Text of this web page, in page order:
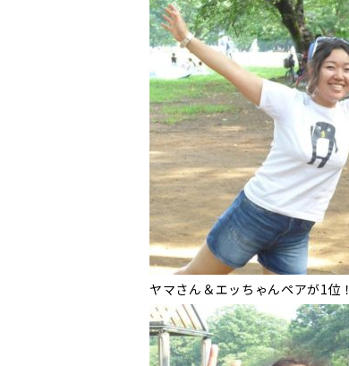
ヤマさん＆エッちゃんペアが1位！